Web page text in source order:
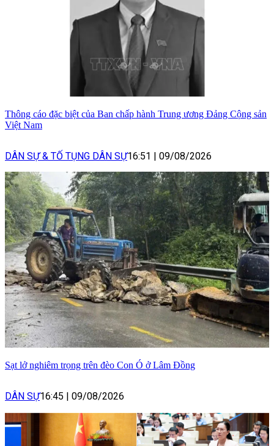
Thông cáo đặc biệt của Ban chấp hành Trung ương Đảng Cộng sản
Việt Nam
DÂN SỰ & TỐ TỤNG DÂN SỰ16:51 09/08/2026
Sạt lở nghiêm trọng trên đèo Con Ó ở Lâm Đồng
DÂN SỰ16:45 09/08/2026